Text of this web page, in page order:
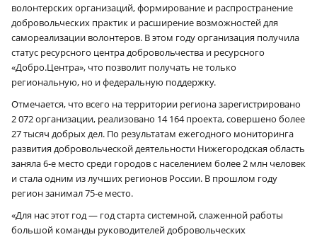
волонтерских организаций, формирование и распространение
добровольческих практик и расширение возможностей для
самореализации волонтеров. В этом году организация получила
статус ресурсного центра добровольчества и ресурсного
«Добро.Центра», что позволит получать не только
региональную, но и федеральную поддержку.
Отмечается, что всего на территории региона зарегистрировано
2 072 организации, реализовано 14 164 проекта, совершено более
27 тысяч добрых дел. По результатам ежегодного мониторинга
развития добровольческой деятельности Нижегородская область
заняла 6‑е место среди городов с населением более 2 млн человек
и стала одним из лучших регионов России. В прошлом году
регион занимал 75‑е место.
«Для нас этот год — год старта системной, слаженной работы
большой команды руководителей добровольческих